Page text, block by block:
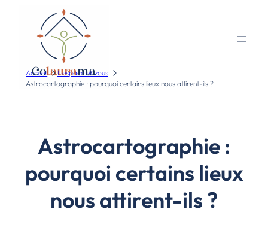
Accueil
L'espace et vous
Astrocartographie : pourquoi certains lieux nous attirent-ils ?
Astrocartographie :
pourquoi certains lieux
nous attirent-ils ?